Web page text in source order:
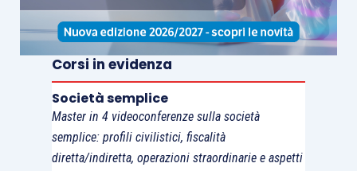
Corsi in evidenza
Società semplice
Master in 4 videoconferenze sulla società
semplice: profili civilistici, fiscalità
diretta/indiretta, operazioni straordinarie e aspetti